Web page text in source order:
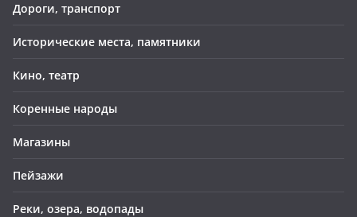
Дороги, транспорт
Исторические места, памятники
Кино, театр
Коренные народы
Магазины
Пейзажи
Реки, озера, водопады